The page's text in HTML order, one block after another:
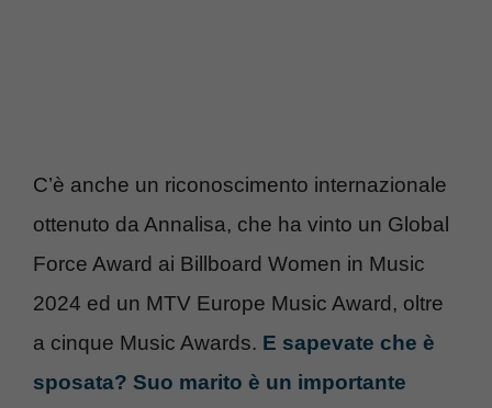
C’è anche un riconoscimento internazionale
ottenuto da Annalisa, che ha vinto un Global
Force Award ai Billboard Women in Music
2024 ed un MTV Europe Music Award, oltre
a cinque Music Awards. E sapevate che è
sposata? Suo marito è un importante